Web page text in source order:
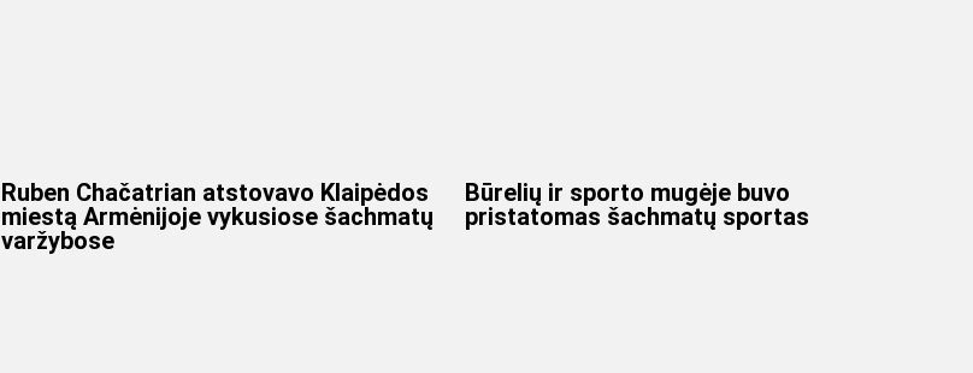
Ruben Chačatrian atstovavo Klaipėdos
miestą Armėnijoje vykusiose šachmatų
varžybose
Būrelių ir sporto mugėje buvo
pristatomas šachmatų sportas